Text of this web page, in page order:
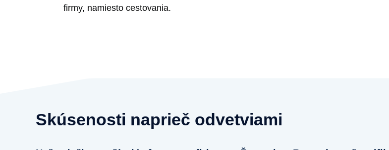
firmy, namiesto cestovania.
Skúsenosti naprieč odvetviami